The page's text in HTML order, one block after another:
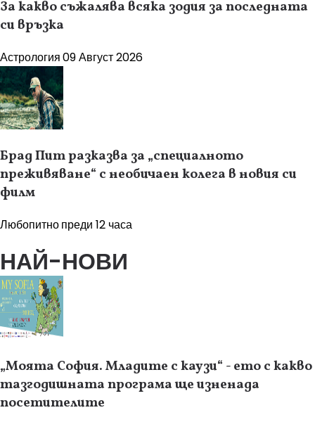
За какво съжалява всяка зодия за последната
си връзка
Астрология09 Август 2026
Брад Пит разказва за „специалното
преживяване“ с необичаен колега в новия си
филм
Любопитнопреди 12 часа
НАЙ-НОВИ
„Моята София. Младите с каузи“ - ето с какво
тазгодишната програма ще изненада
посетителите